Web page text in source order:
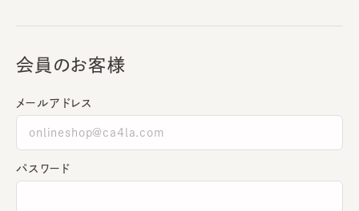
会員のお客様
メールアドレス
パスワード